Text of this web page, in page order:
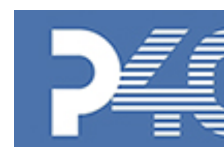
Главная»
Новости